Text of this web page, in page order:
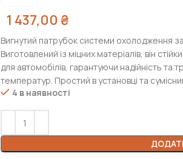
1 437,00 ₴
Вигнутий патрубок системи охолодження
Виготовлений із міцних матеріалів, він
для автомобілів, гарантуючи надійність та
температур. Простий в установці та
4 в наявності